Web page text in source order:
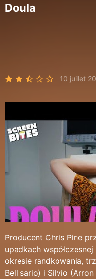
Doula
10 juillet
Producent Chris Pine
upadkach
okresie randkowania,
Bellisario) i Silvio